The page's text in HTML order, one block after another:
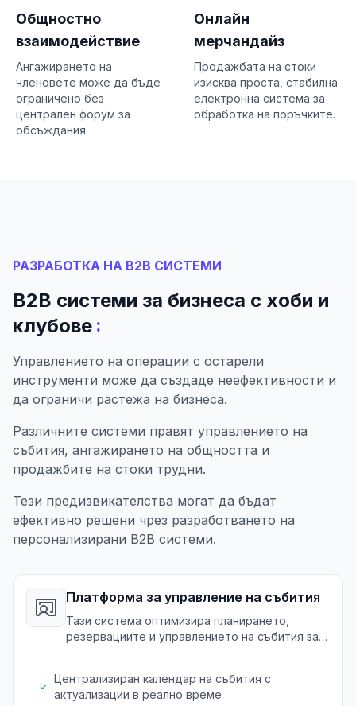
Общностно
взаимодействие
Ангажирането на
членовете може да бъде
ограничено без
централен форум за
обсъждания.
Онлайн
мерчандайз
Продажбата на стоки
изисква проста, стабилна
електронна система за
обработка на поръчките.
РАЗРАБОТКА НА B2B СИСТЕМИ
B2B системи за бизнеса с хоби и
клубове :
Управлението на операции с остарели
инструменти може да създаде неефективности и
да ограничи растежа на бизнеса.
Различните системи правят управлението на
събития, ангажирането на общността и
продажбите на стоки трудни.
Тези предизвикателства могат да бъдат
ефективно решени чрез разработването на
персонализирани B2B системи.
Платформа за управление на събития
Тази система оптимизира планирането,
резервациите и управлението на събития за
Централизиран календар на събития с
актуализации в реално време